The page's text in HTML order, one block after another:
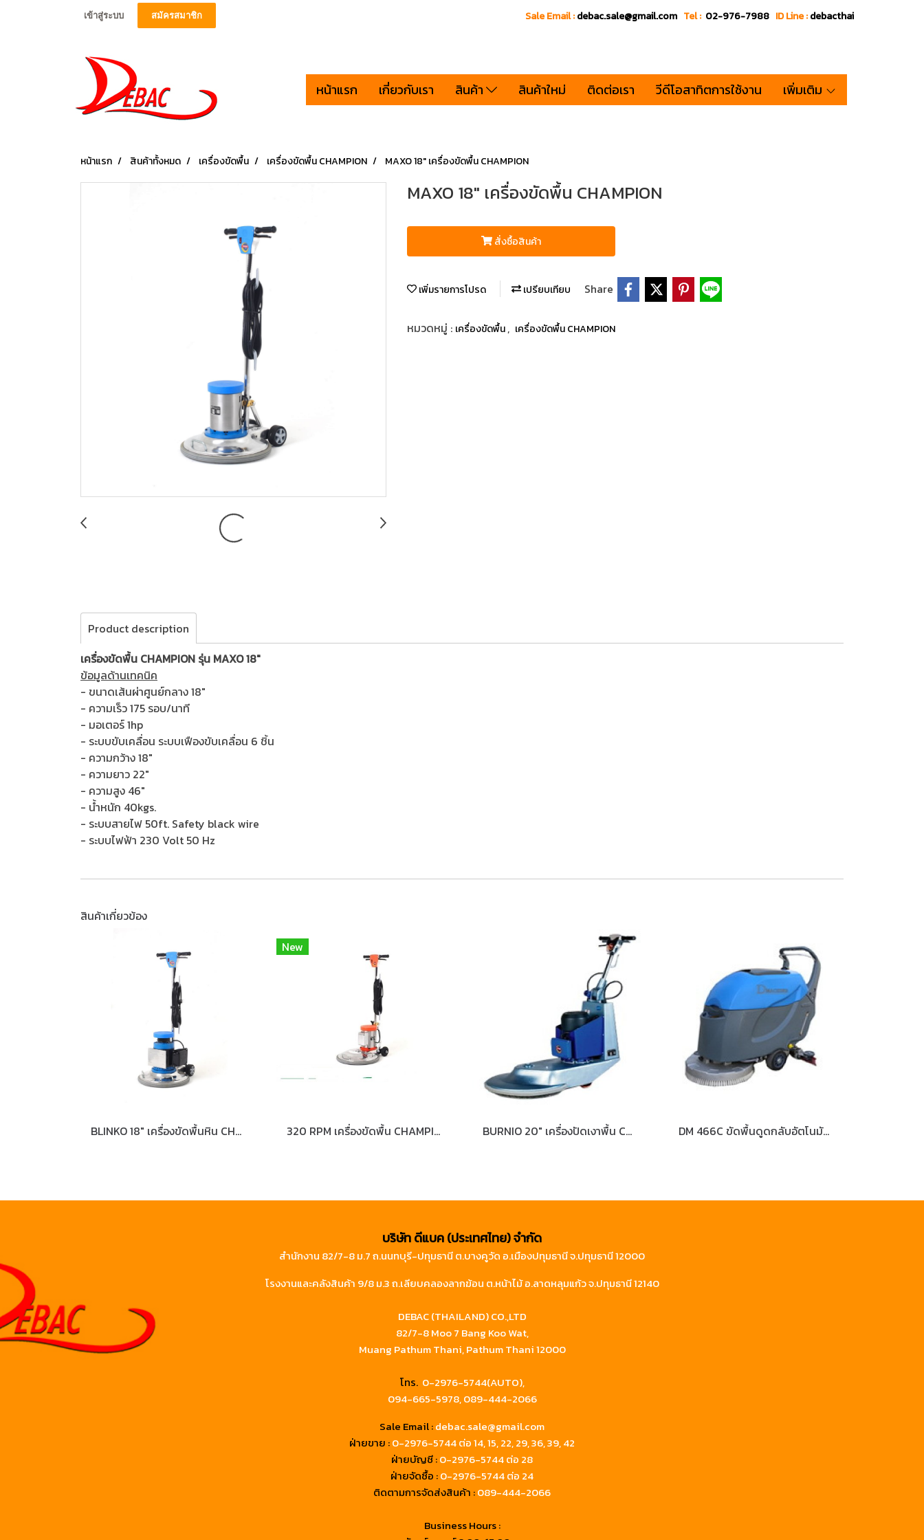
เข้าสู่ระบบ สมัครสมาชิก Sale Email :debac.sale@gmail.com Tel : 02-976-7988 ID Line :debacthai
หน้าแรก เกี่ยวกับเรา สินค้า สินค้าใหม่ ติดต่อเรา วีดีโอสาทิตการใช้งาน เพิ่มเติม
หน้าแรก สินค้าทั้งหมด เครื่องขัดพื้น เครื่องขัดพื้น CHAMPION MAXO 18" เครื่องขัดพื้น CHAMPION
MAXO 18" เครื่องขัดพื้น CHAMPION
สั่งซื้อสินค้า
เพิ่มรายการโปรด เปรียบเทียบ Share
หมวดหมู่ : เครื่องขัดพื้น, เครื่องขัดพื้น CHAMPION
Product description
เครื่องขัดพื้น CHAMPION รุ่น MAXO 18"
ข้อมูลด้านเทคนิค
- ขนาดเส้นผ่าศูนย์กลาง 18"
- ความเร็ว 175 รอบ/นาที
- มอเตอร์ 1hp
- ระบบขับเคลื่อน ระบบเฟืองขับเคลื่อน 6 ชิ้น
- ความกว้าง 18"
- ความยาว 22"
- ความสูง 46"
- น้ำหนัก 40kgs.
- ระบบสายไฟ 50ft. Safety black wire
- ระบบไฟฟ้า 230 Volt 50 Hz
สินค้าเกี่ยวข้อง
BLINKO 18" เครื่องขัดพื้นหิน CHAMPION
New
320 RPM เครื่องขัดพื้น CHAMPION BURNIO 20" เครื่องปัดเงาพื้น CHAMPION DM 466C ขัดพื้นดูดกลับอัตโนมัติ ระบบไฟฟ้า
บริษัท ดีแบค (ประเทศไทย) จำกัด
สำนักงาน 82/7-8 ม.7 ถ.นนทบุรี-ปทุมธานี ต.บางคูวัด อ.เมืองปทุมธานี จ.ปทุมธานี 12000
โรงงานและคลังสินค้า 9/8 ม.3 ถ.เลียบคลองลากฆ้อน ต.หน้าไม้ อ.ลาดหลุมแก้ว จ.ปทุมธานี 12140
DEBAC (THAILAND) CO.,LTD
82/7-8 Moo 7 Bang Koo Wat,
Muang Pathum Thani, Pathum Thani 12000
โทร. 0-2976-5744(AUTO),
094-665-5978,089-444-2066
Sale Email :debac.sale@gmail.com
ฝ่ายขาย :0-2976-5744ต่อ 14, 15, 22, 29, 36, 39, 42
ฝ่ายบัญชี :0-2976-5744 ต่อ 28
ฝ่ายจัดซื้อ :0-2976-5744 ต่อ 24
ติดตามการจัดส่งสินค้า :089-444-2066
Business Hours :